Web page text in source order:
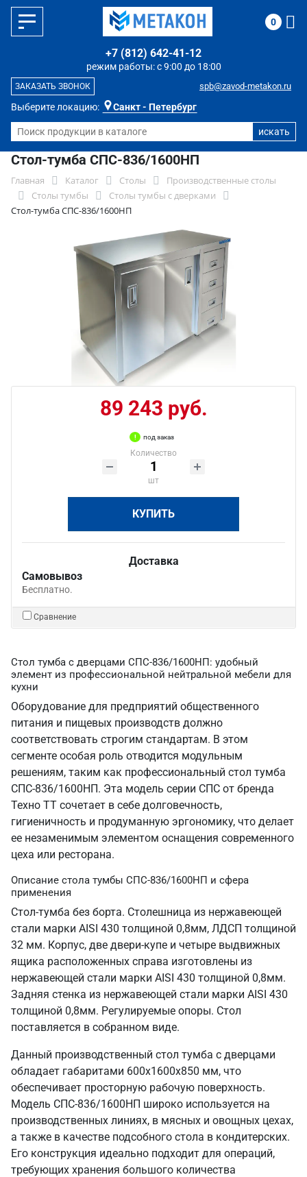
Выберите локацию: Санкт - Петербург
режим работы: с 9:00 до 18:00
+7 (812) 642-41-12
spb@zavod-metakon.ru
ЗАКАЗАТЬ ЗВОНОК
0
Стол-тумба СПС-836/1600НП
Главная Каталог Столы
Производственные столы
Столы тумбы
Столы тумбы с дверками
Стол-тумба СПС-836/1600НП
89 243 руб.
под заказ
Количество
шт
КУПИТЬ
Доставка
Самовывоз
Бесплатно.
Сравнение
Стол тумба с дверцами СПС-836/1600НП: удобный
элемент из профессиональной нейтральной мебели для
кухни
Оборудование для предприятий общественного
питания и пищевых производств должно
соответствовать строгим стандартам. В этом
сегменте особая роль отводится модульным
решениям, таким как профессиональный стол тумба
СПС-836/1600НП. Эта модель серии СПС от бренда
Техно ТТ сочетает в себе долговечность,
гигиеничность и продуманную эргономику, что делает
ее незаменимым элементом оснащения современного
цеха или ресторана.
Описание стола тумбы СПС-836/1600НП и сфера
применения
Стол-тумба без борта. Столешница из нержавеющей
стали марки AISI 430 толщиной 0,8мм, ЛДСП толщиной
32 мм. Корпус, две двери-купе и четыре выдвижных
ящика расположенных справа изготовлены из
нержавеющей стали марки AISI 430 толщиной 0,8мм.
Задняя стенка из нержавеющей стали марки AISI 430
толщиной 0,8мм. Регулируемые опоры. Стол
поставляется в собранном виде.
Данный производственный стол тумба с дверцами
обладает габаритами 600х1600х850 мм, что
обеспечивает просторную рабочую поверхность.
Модель СПС-836/1600НП широко используется на
производственных линиях, в мясных и овощных цехах,
а также в качестве подсобного стола в кондитерских.
Его конструкция идеально подходит для операций,
требующих хранения большого количества